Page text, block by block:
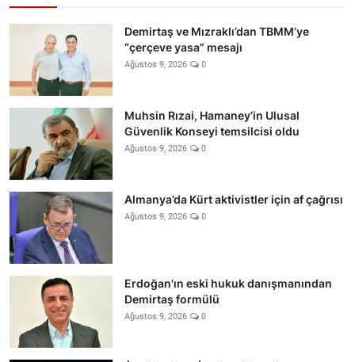
Demirtaş ve Mızraklı’dan TBMM’ye
“çerçeve yasa” mesajı
Ağustos 9, 2026 0
Muhsin Rızai, Hamaney’in Ulusal
Güvenlik Konseyi temsilcisi oldu
Ağustos 9, 2026 0
Almanya’da Kürt aktivistler için af çağrısı
Ağustos 9, 2026 0
Erdoğan'ın eski hukuk danışmanından
Demirtaş formülü
Ağustos 9, 2026 0